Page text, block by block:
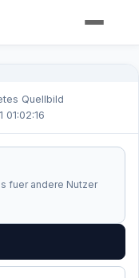
Quellbild
fuer andere Nutzer